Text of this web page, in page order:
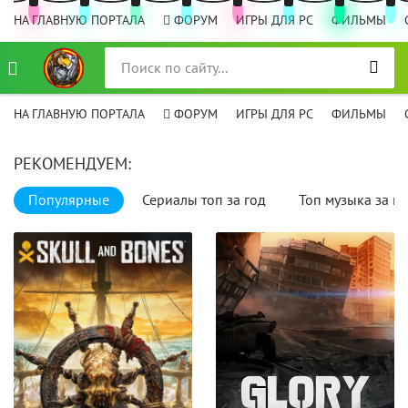
НА ГЛАВНУЮ ПОРТАЛА ФОРУМ ИГРЫ ДЛЯ PC ФИЛЬМЫ
НА ГЛАВНУЮ ПОРТАЛА ФОРУМ ИГРЫ ДЛЯ PC ФИЛЬМЫ
РЕКОМЕНДУЕМ:
Популярные Сериалы топ за год Топ музыка за